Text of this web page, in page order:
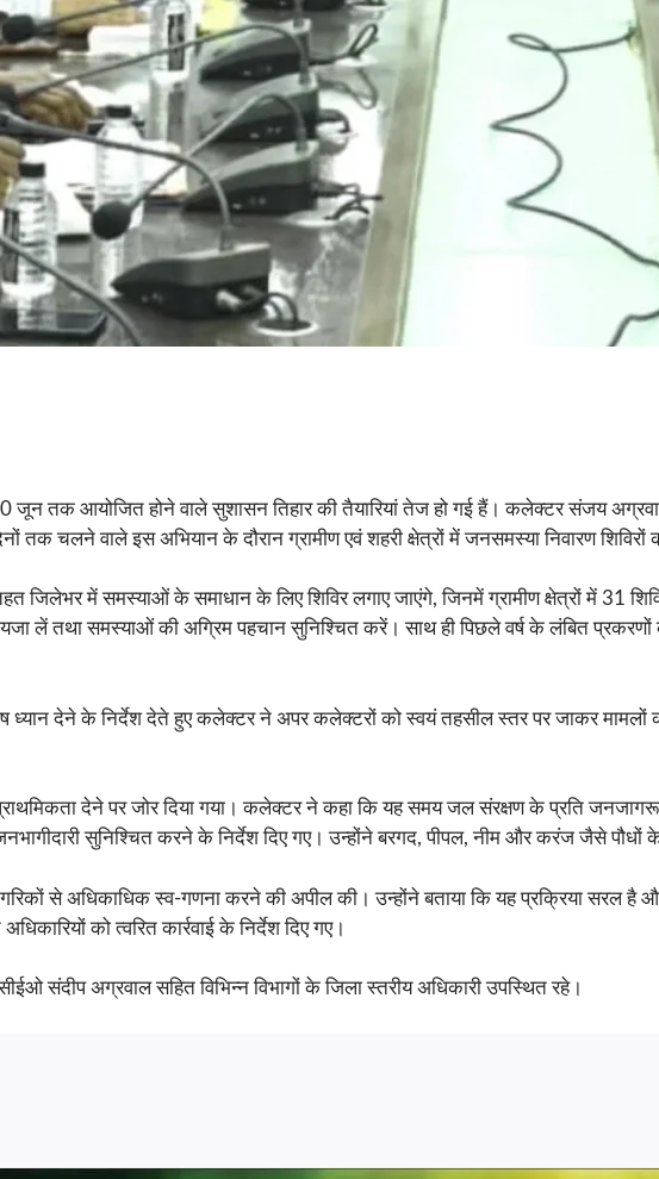
तक आयोजित होने वाले सुशासन तिहार की तैयारियां तेज हो गई हैं। कलेक्टर संजय
तक चलने वाले इस अभियान के दौरान ग्रामीण एवं शहरी क्षेत्रों में जनसमस्या निवारण
में समस्याओं के समाधान के लिए शिविर लगाए जाएंगे, जिनमें ग्रामीण क्षेत्रों में 31
लें तथा समस्याओं की अग्रिम पहचान सुनिश्चित करें। साथ ही पिछले वर्ष के लंबित प्रकरणों
ध्यान देने के निर्देश देते हुए कलेक्टर ने अपर कलेक्टरों को स्वयं तहसील स्तर पर जाकर
देने पर जोर दिया गया। कलेक्टर ने कहा कि यह समय जल संरक्षण के प्रति
सुनिश्चित करने के निर्देश दिए गए। उन्होंने बरगद, पीपल, नीम और करंज जैसे
से अधिकाधिक स्व-गणना करने की अपील की। उन्होंने बताया कि यह प्रक्रिया सरल है
को त्वरित कार्रवाई के निर्देश दिए गए।
संदीप अग्रवाल सहित विभिन्न विभागों के जिला स्तरीय अधिकारी उपस्थित रहे।